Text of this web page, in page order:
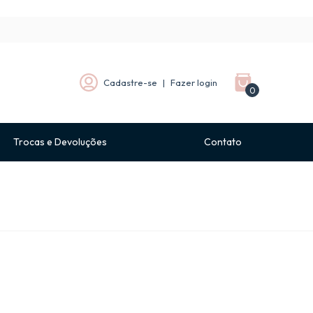
Cadastre-se | Fazer login
0
Trocas e Devoluções Contato